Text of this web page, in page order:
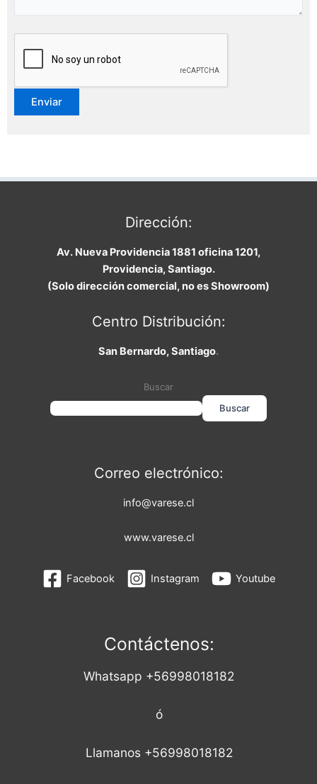
Dirección:
Av. Nueva Providencia 1881 oficina 1201,
Providencia, Santiago.
(Solo dirección comercial, no es Showroom)
Centro Distribución:
San Bernardo, Santiago.
Buscar
Buscar
Correo electrónico:
info@varese.cl
www.varese.cl
Facebook Instagram Youtube
Contáctenos:
Whatsapp +56998018182
ó
Llamanos +56998018182